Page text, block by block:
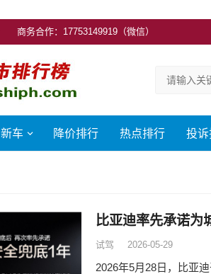
商务合作：17753149919（微信）
新车 降价排行 热点排行 投诉
比亚迪率先承诺为
试驾 2026-05-29
2026年5月28日，比亚